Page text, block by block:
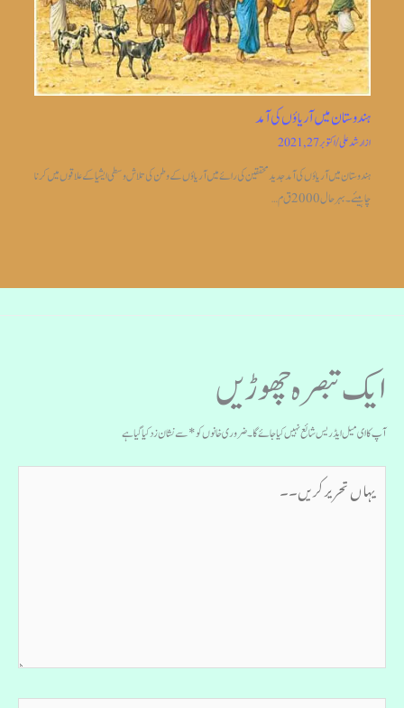
ہندوستان میں آریاؤں کی آمد
ازارشد علی/اکتوبر 27, 2021
ہندوستان میں آریاؤں کی آمد جدیدمحققین کی رائے میں آریاؤں کے وطن کی تلاش وسطی ایشیا کے علاقوں میں کرنا
چاہیئے۔بہر حال 2000 ق م…
ایک تبصرہ چھوڑیں
آپ کا ای میل ایڈریس شائع نہیں کیا جائے گا۔ضروری خانوں کو*سے نشان زد کیا گیا ہے
تحریر